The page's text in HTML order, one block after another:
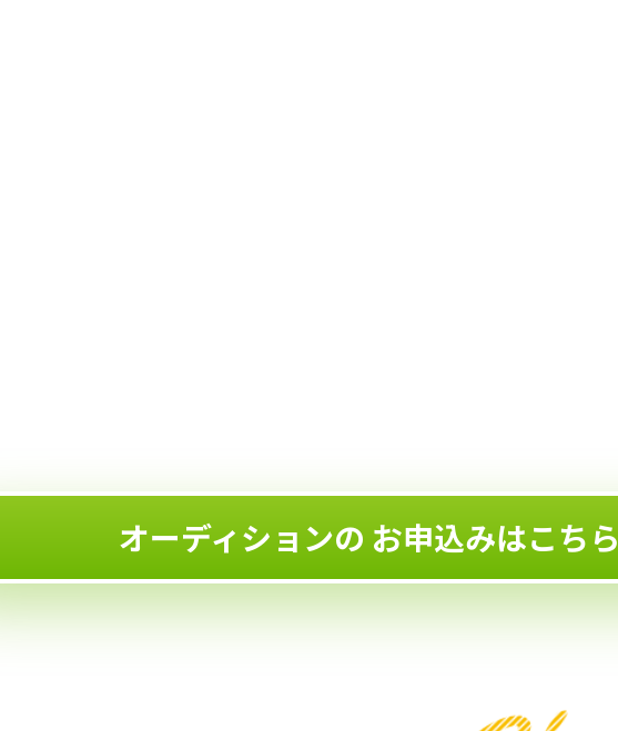
オーディションの お申込みはこち